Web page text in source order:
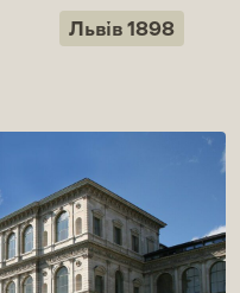
Львів 1898